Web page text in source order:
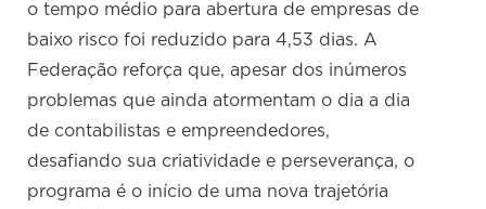
o tempo médio para abertura de empresas de
baixo risco foi reduzido para 4,53 dias. A
Federação reforça que, apesar dos inúmeros
problemas que ainda atormentam o dia a dia
de contabilistas e empreendedores,
desafiando sua criatividade e perseverança, o
programa é o início de uma nova trajetória